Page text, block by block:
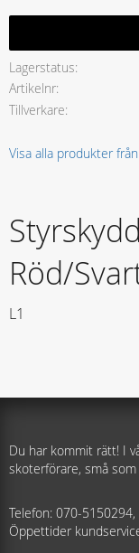
Lagerstatus
Artikelnr
Tillverkare
Visa alla produkter från
Röd/
L1
Du har kommit rätt! I
skoterförare, små
Telefon: 070-
Öppettider